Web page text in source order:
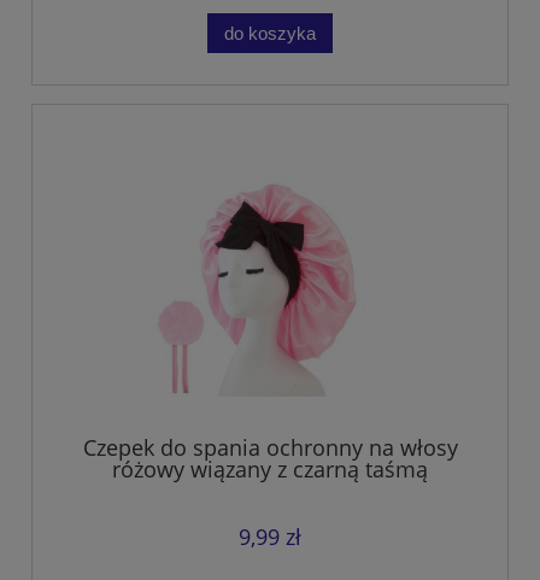
do koszyka
Czepek do spania ochronny na włosy
różowy wiązany z czarną taśmą
9,99 zł